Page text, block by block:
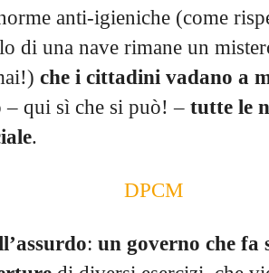
anti-igieniche (come
di una nave rimane un
che i cittadini vadano a
– qui sì che si può! – tutte le
.
: un governo che fa